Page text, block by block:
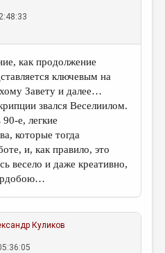
как продолжение
ключевым на
Завету и далее…
звался Веселиилом.
е, легкие
которые тогда
и, как правило, это
весело и даже креативно,
Куликов